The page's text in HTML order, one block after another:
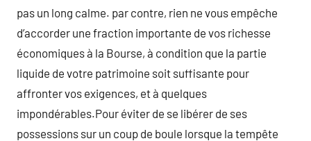
pas un long calme. par contre, rien ne vous empêche
d’accorder une fraction importante de vos richesse
économiques à la Bourse, à condition que la partie
liquide de votre patrimoine soit suffisante pour
affronter vos exigences, et à quelques
impondérables.Pour éviter de se libérer de ses
possessions sur un coup de boule lorsque la tempête